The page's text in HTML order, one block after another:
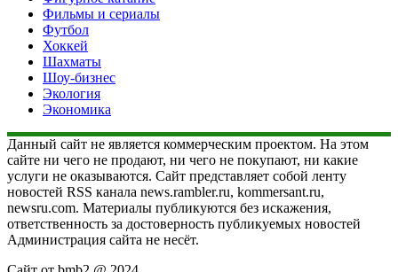
Фильмы и сериалы
Футбол
Хоккей
Шахматы
Шоу-бизнес
Экология
Экономика
Данный сайт не является коммерческим проектом. На этом
сайте ни чего не продают, ни чего не покупают, ни какие
услуги не оказываются. Сайт представляет собой ленту
новостей RSS канала news.rambler.ru, kommersant.ru,
newsru.com. Материалы публикуются без искажения,
ответственность за достоверность публикуемых новостей
Администрация сайта не несёт.